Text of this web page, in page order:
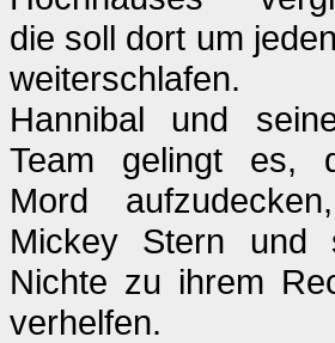
die soll dort um
weiterschlafen.
Hannibal und
Team gelingt es,
Mord
Mickey Stern und
Nichte zu ihrem
verhelfen.